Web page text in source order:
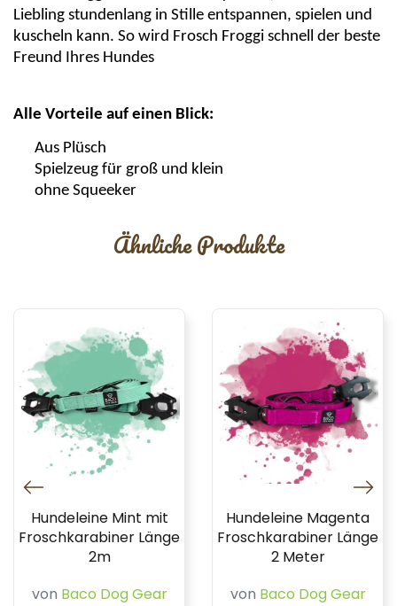
Liebling stundenlang in Stille entspannen, spielen und
kuscheln kann. So wird Frosch Froggi schnell der beste
Freund Ihres Hundes
Alle Vorteile auf einen Blick:
Aus Plüsch
Spielzeug für groß und klein
ohne Squeeker
Ähnliche Produkte
Hundeleine Mint mit
Froschkarabiner Länge
2m
von Baco Dog Gear
Hundeleine Magenta
Froschkarabiner Länge
2 Meter
von Baco Dog Gear